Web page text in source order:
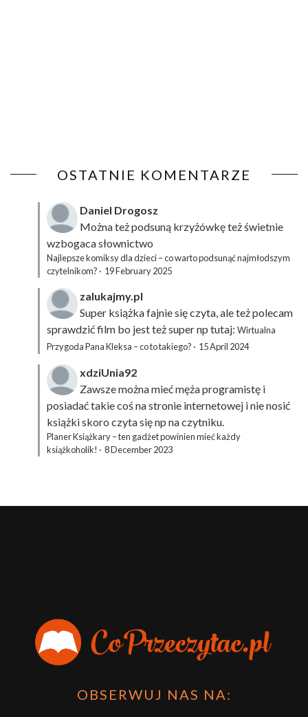
OSTATNIE KOMENTARZE
Daniel Drogosz
Można też podsuną krzyżówkęteż świetnie
wzbogaca słownictwo
Najlepsze komiksy dla dzieci – co warto podsunąć najmłodszym
czytelnikom? · 19 February 2025
zalukajmy.pl
Super książka fajnie się czyta, ale też polecam
sprawdzić film bo jest też super np tutaj: Wirtualna
Przygoda Pana Kleksa – co to takiego? · 15 April 2024
xdziUnia92
Zawsze można mieć męża programistę i
posiadać takie coś na stronie internetowej i nie nosić
książki skoro czyta się np na czytniku.
Planer Książkary – ten gadżet powinien mieć każdy
książkoholik! · 8 December 2023
OBSERWUJ NAS NA: